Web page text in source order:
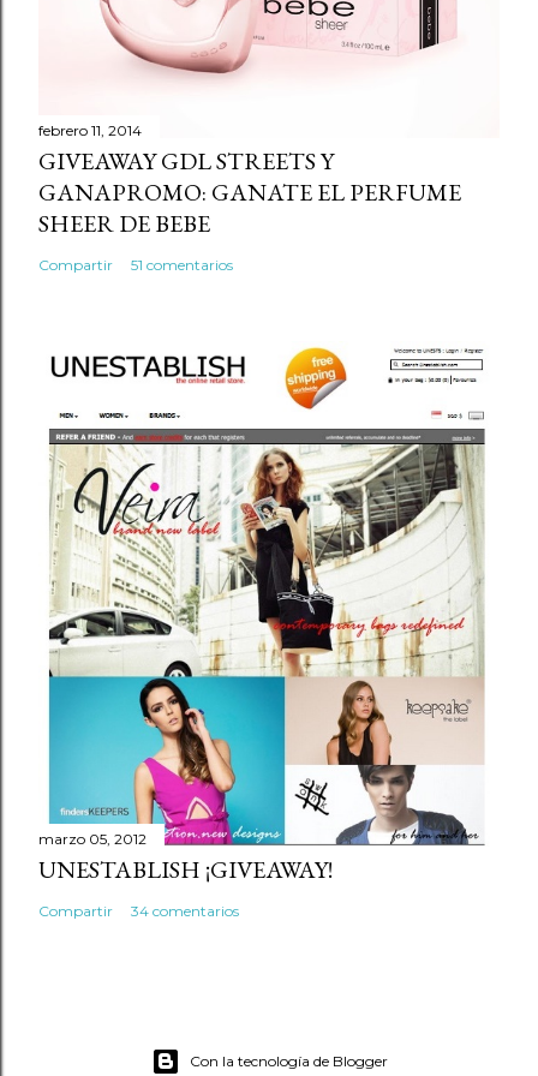
r
i
o
febrero 11, 2014
GIVEAWAY GDL STREETS Y
GANAPROMO: GANATE EL PERFUME
SHEER DE BEBE
Compartir 51 comentarios
marzo 05, 2012
UNESTABLISH ¡GIVEAWAY!
Compartir 34 comentarios
Con la tecnología de Blogger